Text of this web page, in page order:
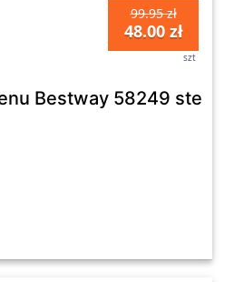
99.95 zł
48.00 zł
szt
Bestway 58249